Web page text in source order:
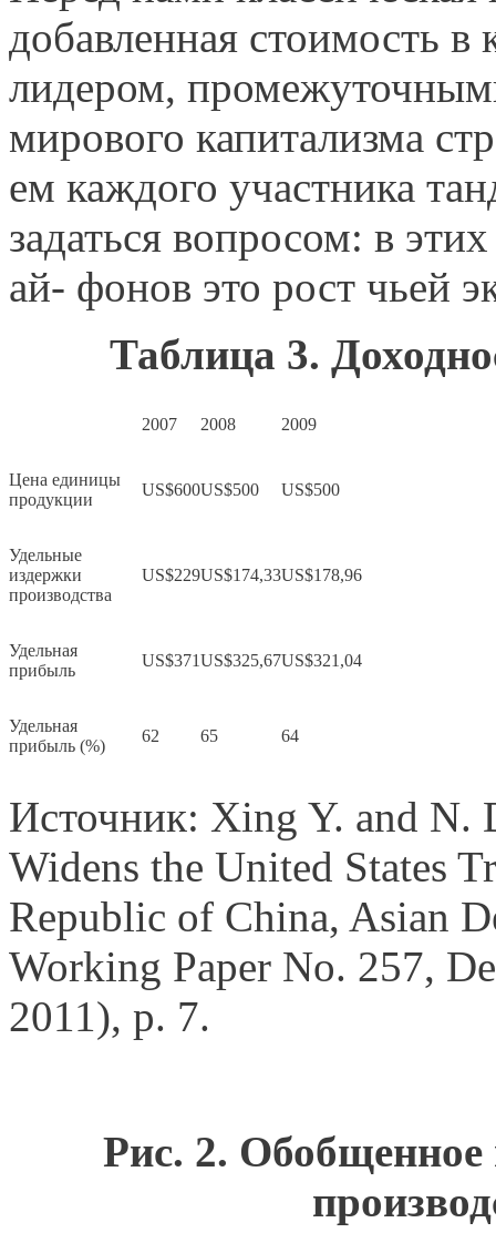
добавленная стоимость в
лидером,
мирового капитализма
ем каждого участника
задаться вопросом: в
ай- фонов это рост чьей
Таблица 3.
2007 2008 2009
Цена единицы
продукции
US$600US$500 US$500
Удельные
издержки
производства
US$229US$174,33US$178,96
Удельная
прибыль
US$371US$325,67US$321,04
Удельная
прибыль (%)
62 65 64
Источник: Xing Y. and N.
Widens the United States
Republic of China, Asian
Working Paper No. 257,
2011), p. 7.
Рис. 2. Обобщенное